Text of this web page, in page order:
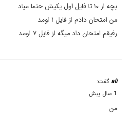
بچه از ۱۰ تا فایل اول یکیش حتما میاد
من امتحان دادم از فایل ۱ اومد
رفیقم امتحان داد میگه از فایل ۷ اومد
ali گفت:
1 سال پیش
من